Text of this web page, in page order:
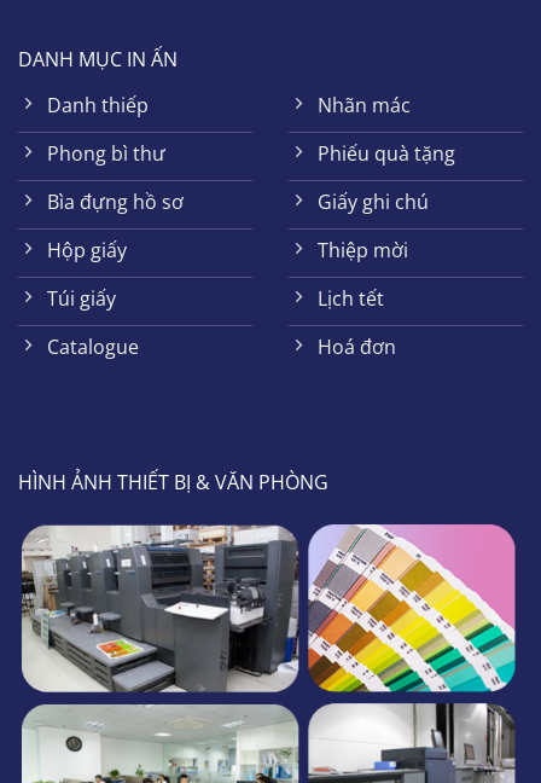
DANH MỤC IN ẤN
Danh thiếp
Phong bì thư
Bìa đựng hồ sơ
Hộp giấy
Túi giấy
Catalogue
Nhãn mác
Phiếu quà tặng
Giấy ghi chú
Thiệp mời
Lịch tết
Hoá đơn
HÌNH ẢNH THIẾT BỊ & VĂN PHÒNG